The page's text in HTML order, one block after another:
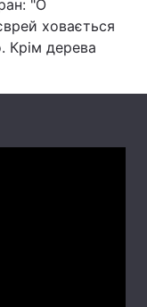
"О
ховається
Крім дерева